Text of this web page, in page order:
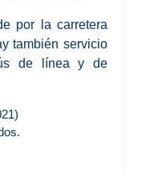
por la carretera
también servicio
de línea y de